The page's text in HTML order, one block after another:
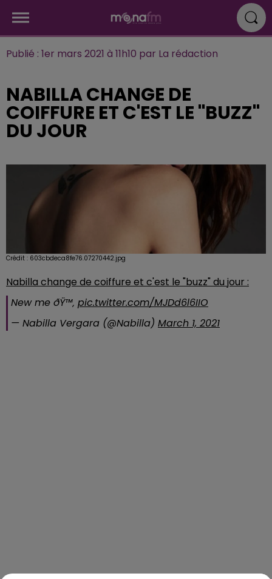
Publié : 1er mars 2021 à 11h10 par La rédaction
NABILLA CHANGE DE
COIFFURE ET C'EST LE "BUZZ"
DU JOUR
Crédit : 603cbdeca8fe76.07270442.jpg
Nabilla change de coiffure et c'est le "buzz" du jour :
New me ðŸ™‚ pic.twitter.com/MJDd6l6IIO
— Nabilla Vergara (@Nabilla) March 1, 2021